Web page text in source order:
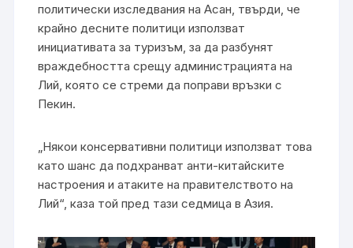
политически изследвания на Асан, твърди, че
крайно десните политици използват
инициативата за туризъм, за да разбунят
враждебността срещу администрацията на
Лий, която се стреми да поправи връзки с
Пекин.
„Някои консервативни политици използват това
като шанс да подхранват анти-китайските
настроения и атаките на правителството на
Лий“, каза той пред тази седмица в Азия.